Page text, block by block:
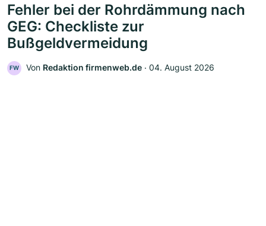
Fehler bei der Rohrdämmung nach
GEG: Checkliste zur
Bußgeldvermeidung
FW Von Redaktion firmenweb.de ‧ 04. August 2026